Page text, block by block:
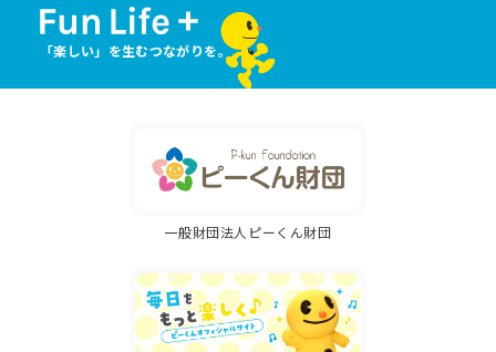
「楽しい」を生むつながりを。
一般財団法人ピーくん財団